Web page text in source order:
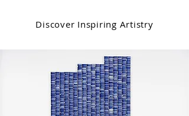
Discover Inspiring Artistry